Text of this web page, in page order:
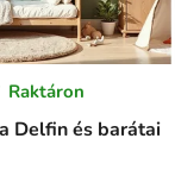
Delfin és barátai
Raktáron